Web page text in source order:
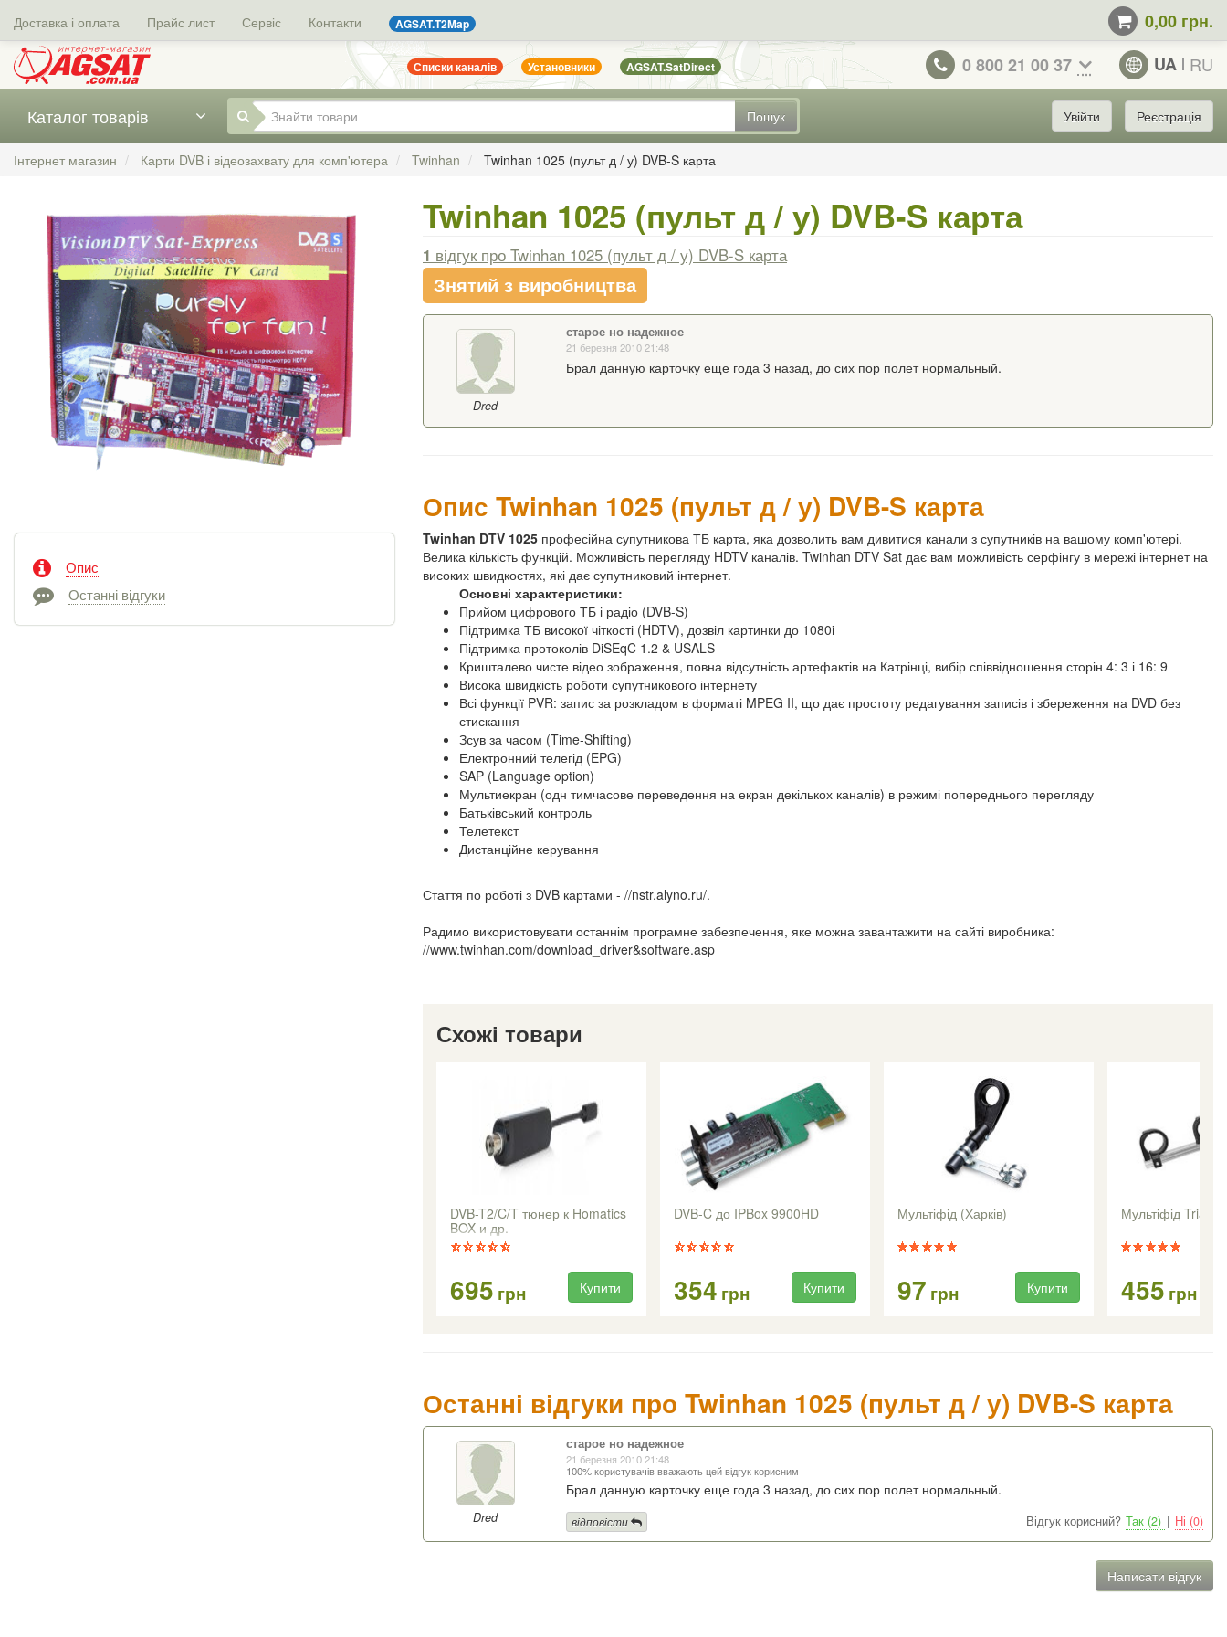
Доставка і оплата Прайс лист Сервіс Контакти AGSAT.T2Map 0,00 грн.
Списки каналів Установники AGSAT.SatDirect 0 800 21 00 37 UA RU
Пошук
Каталог товарів Увійти Реєстрація
Інтернет магазин Карти DVB і відеозахвату для комп'ютера Twinhan Twinhan 1025 (пульт д / у) DVB-S карта
Опис
Останні відгуки
Twinhan 1025 (пульт д / у) DVB-S карта
1 відгук про Twinhan 1025 (пульт д / у) DVB-S карта
Знятий з виробництва
Dred
старое но надежное
21 березня 2010 21:48
Брал данную карточку еще года 3 назад, до сих пор полет нормальный.
Опис Twinhan 1025 (пульт д / у) DVB-S карта
Twinhan DTV 1025 професійна супутникова ТБ карта, яка дозволить вам дивитися канали з супутників на вашому комп'ютері.
Велика кількість функцій. Можливість перегляду HDTV каналів. Twinhan DTV Sat дає вам можливість серфінгу в мережі інтернет на
високих швидкостях, які дає супутниковий інтернет.
Основні характеристики:
Прийом цифрового ТБ і радіо (DVB-S)
Підтримка ТБ високої чіткості (HDTV), дозвіл картинки до 1080i
Підтримка протоколів DiSEqC 1.2 & USALS
Кришталево чисте відео зображення, повна відсутність артефактів на Катрінці, вибір співвідношення сторін 4: 3 і 16: 9
Висока швидкість роботи супутникового інтернету
Всі функції PVR: запис за розкладом в форматі MPEG II, що дає простоту редагування записів і збереження на DVD без
стискання
Зсув за часом (Time-Shifting)
Електронний телегід (EPG)
SAP (Language option)
Мультиекран (одн тимчасове переведення на екран декількох каналів) в режимі попереднього перегляду
Батьківський контроль
Телетекст
Дистанційне керування
Стаття по роботі з DVB картами - //nstr.alyno.ru/.
Радимо використовувати останнім програмне забезпечення, яке можна завантажити на сайті виробника:
//www.twinhan.com/download_driver&software.asp
Схожі товари
DVB-T2/C/T тюнер к Homatics
BOX и др.
695 грн Купити
DVB-C до IPBox 9900HD
354 грн Купити
Мультіфід (Харків)
97 грн Купити
Мультіфід Triax -
455 грн
Останні відгуки про Twinhan 1025 (пульт д / у) DVB-S карта
Dred
старое но надежное
21 березня 2010 21:48
100% користувачів вважають цей відгук корисним
Брал данную карточку еще года 3 назад, до сих пор полет нормальный.
Відгук корисний? Так (2) | Ні (0)
відповісти
Написати відгук